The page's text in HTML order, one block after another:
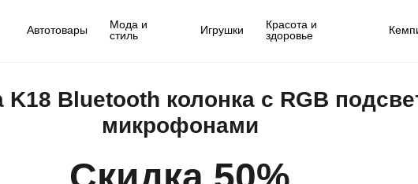
Автотовары Мода и
стиль Игрушки Красота и
здоровье
K18 Bluetooth колонка с RGB
микрофонами